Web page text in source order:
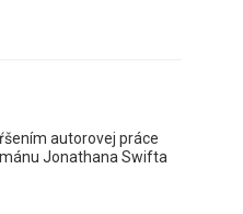
autorovej práce
Jonathana Swifta